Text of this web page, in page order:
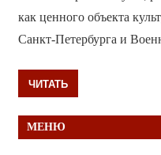
как ценного объекта
Санкт-Петербурга и
ЧИТАТЬ
МЕНЮ